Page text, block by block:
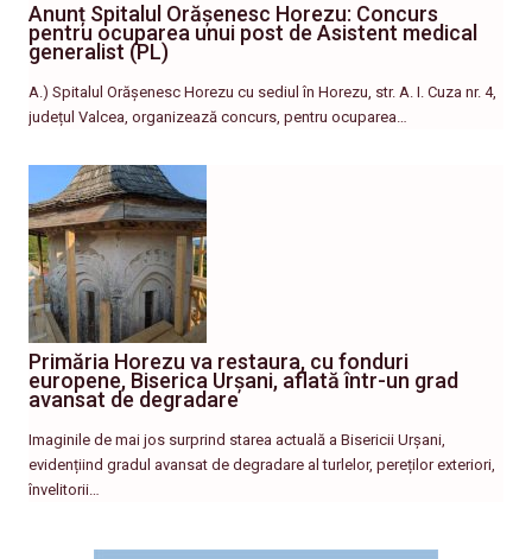
Anunț Spitalul Orășenesc Horezu: Concurs
pentru ocuparea unui post de Asistent medical
generalist (PL)
A.) Spitalul Orășenesc Horezu cu sediul în Horezu, str. A. I. Cuza nr. 4,
județul Valcea, organizează concurs, pentru ocuparea…
Primăria Horezu va restaura, cu fonduri
europene, Biserica Urșani, aflată într-un grad
avansat de degradare
Imaginile de mai jos surprind starea actuală a Bisericii Urșani,
evidențiind gradul avansat de degradare al turlelor, pereților exteriori,
învelitorii…